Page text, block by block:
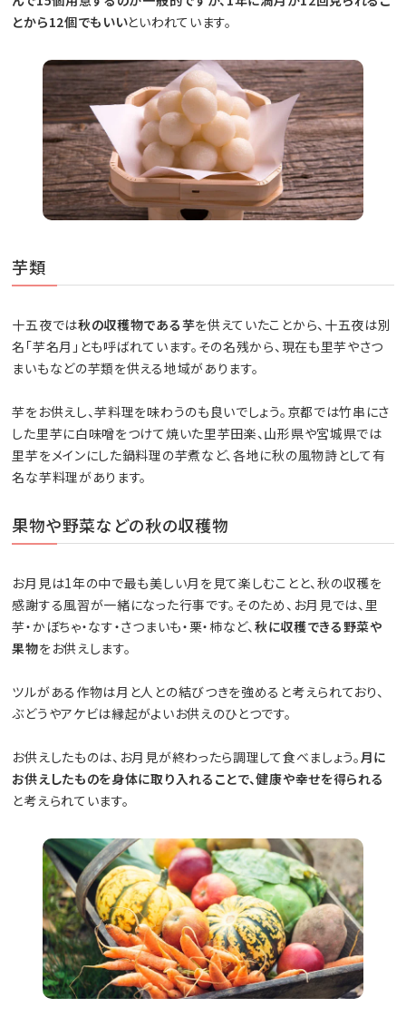
とから12個でもいいといわれています。
芋類
十五夜では秋の収穫物である芋を供えていたことから、十五夜は別
名「芋名月」とも呼ばれています。その名残から、現在も里芋やさつ
まいもなどの芋類を供える地域があります。
芋をお供えし、芋料理を味わうのも良いでしょう。京都では竹串にさ
した里芋に白味噌をつけて焼いた里芋田楽、山形県や宮城県では
里芋をメインにした鍋料理の芋煮など、各地に秋の風物詩として有
名な芋料理があります。
果物や野菜などの秋の収穫物
お月見は1年の中で最も美しい月を見て楽しむことと、秋の収穫を
感謝する風習が一緒になった行事です。そのため、お月見では、里
芋・かぼちゃ・なす・さつまいも・栗・柿など、秋に収穫できる野菜や
果物をお供えします。
ツルがある作物は月と人との結びつきを強めると考えられており、
ぶどうやアケビは縁起がよいお供えのひとつです。
お供えしたものは、お月見が終わったら調理して食べましょう。月に
お供えしたものを身体に取り入れることで、健康や幸せを得られる
と考えられています。